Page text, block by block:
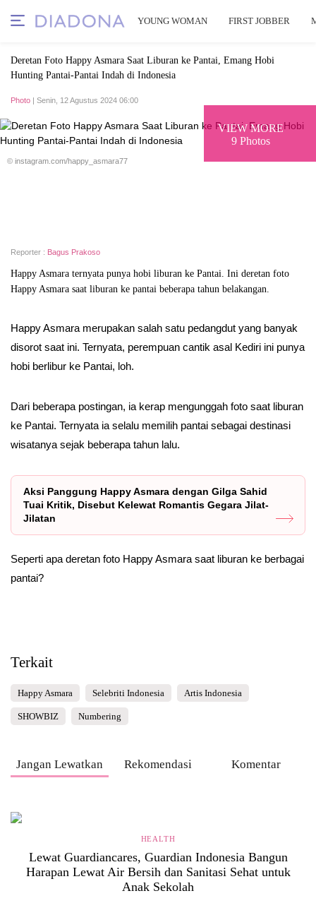
YOUNG WOMAN FIRST JOBBER
Deretan Foto Happy Asmara Saat Liburan ke Pantai, Emang Hobi
Hunting Pantai-Pantai Indah di Indonesia
Photo | Senin, 12 Agustus 2024 06:00
VIEW MORE
9 Photos
© instagram.com/happy_asmara77
Reporter : Bagus Prakoso
Happy Asmara ternyata punya hobi liburan ke Pantai. Ini deretan foto
Happy Asmara saat liburan ke pantai beberapa tahun belakangan.
Happy Asmara merupakan salah satu pedangdut yang banyak
disorot saat ini. Ternyata, perempuan cantik asal Kediri ini punya
hobi berlibur ke Pantai, loh.
Dari beberapa postingan, ia kerap mengunggah foto saat liburan
ke Pantai. Ternyata ia selalu memilih pantai sebagai destinasi
wisatanya sejak beberapa tahun lalu.
Aksi Panggung Happy Asmara dengan Gilga Sahid
Tuai Kritik, Disebut Kelewat Romantis Gegara Jilat-
Jilatan
Seperti apa deretan foto Happy Asmara saat liburan ke berbagai
pantai?
Terkait
Happy Asmara Selebriti Indonesia Artis Indonesia
SHOWBIZ Numbering
Jangan Lewatkan Rekomendasi Komentar
HEALTH
Lewat Guardiancares, Guardian Indonesia Bangun
Harapan Lewat Air Bersih dan Sanitasi Sehat untuk
Anak Sekolah